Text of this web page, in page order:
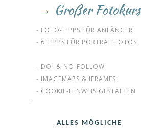
→ Großer Fotokurs
- FOTO-TIPPS FÜR ANFÄNGER
- 6 TIPPS FÜR PORTRAITFOTOS
- DO- & NO-FOLLOW
- IMAGEMAPS & IFRAMES
- COOKIE-HINWEIS GESTALTEN
ALLES MÖGLICHE